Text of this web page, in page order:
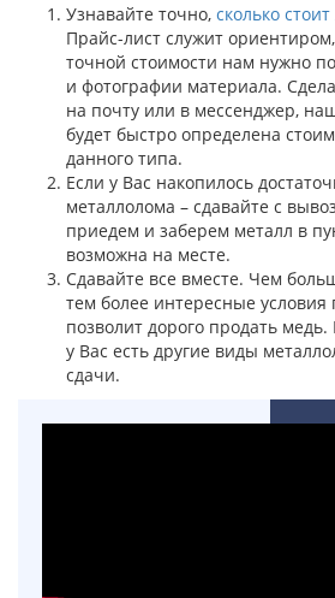
Узнавайте точно, сколько
Прайс-лист служит
точной стоимости нам нужно
и фотографии материала.
на почту или в мессенджер,
будет быстро определена
данного типа.
Если у Вас накопилось
металлолома – сдавайте с
приедем и заберем металл в
возможна на месте.
Сдавайте все вместе. Чем
тем более интересные условия
позволит дорого продать
у Вас есть другие виды
сдачи.